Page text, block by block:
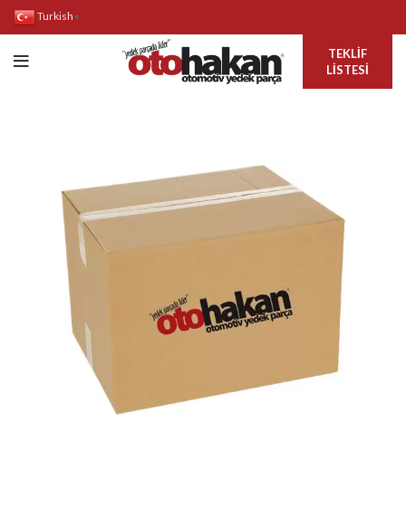
Turkish ▼
TEKLIF
LISTESI